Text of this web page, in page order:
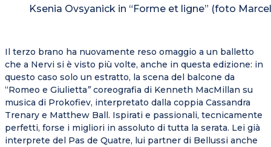
Ksenia Ovsyanick in “Forme et ligne” (foto
Il terzo brano ha nuovamente reso omaggio a un balletto
che a Nervi si è visto più volte, anche in questa edizione: in
questo caso solo un estratto, la scena del balcone da
“Romeo e Giulietta”coreografia di Kenneth MacMillan su
musica di Prokofiev, interpretato dalla coppia Cassandra
Trenary e Matthew Ball. Ispirati e passionali, tecnicamente
perfetti, forse i migliori in assoluto di tutta la serata. Lei già
interprete del Pas de Quatre, lui partner di Bellussi anche